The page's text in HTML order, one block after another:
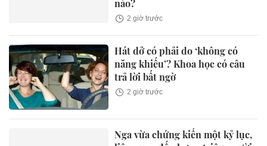
nào?
2 giờ trước
Hát dở có phải do ‘không có
năng khiếu’? Khoa học có câu
trả lời bất ngờ
2 giờ trước
Nga vừa chứng kiến một kỷ lục,